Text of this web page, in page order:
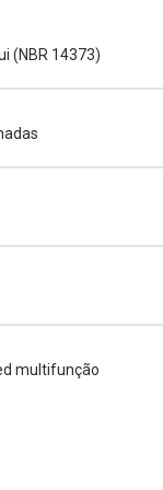
(NBR 14373)
multifunção